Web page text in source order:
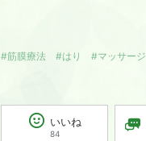
#筋膜療法 #はり #マッサージ
いいね
84